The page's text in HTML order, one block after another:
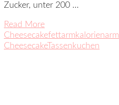
Zucker, unter 200 …
Read More
Cheesecakefettarmkalorienarm
CheesecakeTassenkuchen